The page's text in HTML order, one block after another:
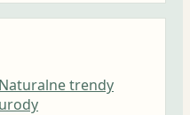
Naturalne trendy
urody